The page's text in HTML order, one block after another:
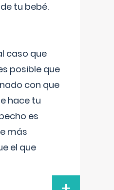
tu bebé.
caso que
posible que
con que
hace tu
es
más
el que